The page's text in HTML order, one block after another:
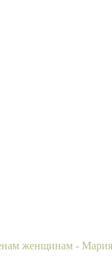
женщинам - Мария